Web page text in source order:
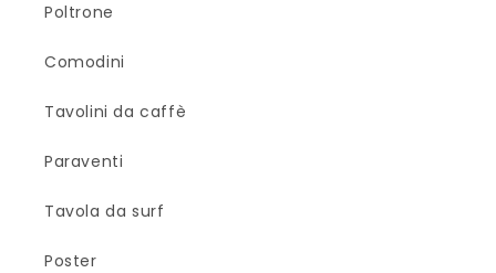
Poltrone
Comodini
Tavolini da caffè
Paraventi
Tavola da surf
Poster